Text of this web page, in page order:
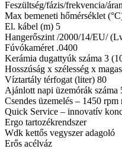
Feszültség/fázis/frekvencia/
Max bemeneti hőmérséklet
El. kábel (m) 5
Hangerőszint /2000/14/EU/
Fúvókaméret .0400
Kerámia dugattyúk száma 3
Hosszúság x szélesség x
Víztartály térfogat (liter) 80
Ajánlott napi üzemórák száma
Csendes üzemelés – 1450 rpm
Quick Service – innovatív
Ergo tartozékrendszer
Wdk kettős vegyszer adagoló
Erős acélváz